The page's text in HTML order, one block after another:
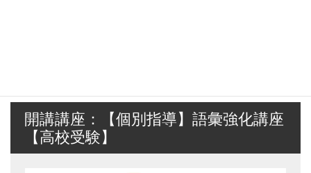
開講講座：【個別指導】語彙強化講座
【高校受験】